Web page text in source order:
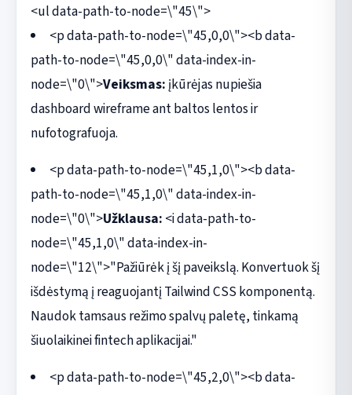
<ul data-path-to-node=\"45\">
<p data-path-to-node=\"45,0,0\"><b data-
path-to-node=\"45,0,0\" data-index-in-
node=\"0\">Veiksmas: įkūrėjas nupiešia
dashboard wireframe ant baltos lentos ir
nufotografuoja.
<p data-path-to-node=\"45,1,0\"><b data-
path-to-node=\"45,1,0\" data-index-in-
node=\"0\">Užklausa: <i data-path-to-
node=\"45,1,0\" data-index-in-
node=\"12\">"Pažiūrėk į šį paveikslą. Konvertuok šį
išdėstymą į reaguojantį Tailwind CSS komponentą.
Naudok tamsaus režimo spalvų paletę, tinkamą
šiuolaikinei fintech aplikacijai."
<p data-path-to-node=\"45,2,0\"><b data-